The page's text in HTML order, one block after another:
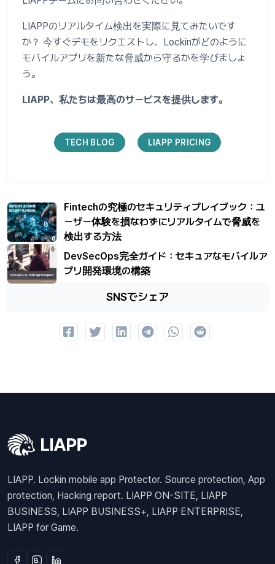
LIAPPのリアルタイム検出を実際に見てみたいです
か？ 今すぐデモをリクエストし、Lockinがどのように
モバイルアプリを新たな脅威から守るかを学びましょ
う。
LIAPP、私たちは最高のサービスを提供します。
TECH BLOG LIAPP PRICING
Fintechの究極のセキュリティプレイブック：ユ
ーザー体験を損なわずにリアルタイムで脅威を
検出する方法
DevSecOps完全ガイド：セキュアなモバイルア
プリ開発環境の構築
SNSでシェア
LIAPP. Lockin mobile app Protector. Source protection, App
protection, Hacking report. LIAPP ON-SITE, LIAPP
BUSINESS, LIAPP BUSINESS+, LIAPP ENTERPRISE,
LIAPP for Game.